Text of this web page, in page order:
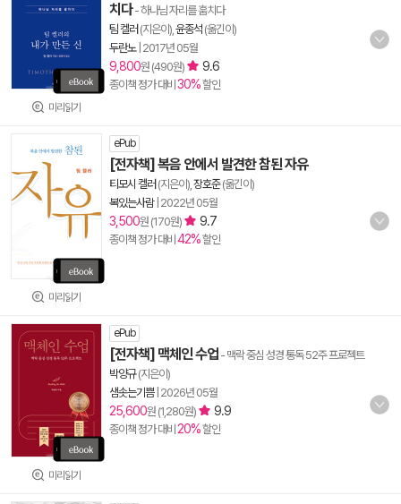
미리읽기
치다- 하나님 자리를 훔치다
팀 켈러 (지은이), 윤종석 (옮긴이)
두란노| 2017년 05월
9,800원 (490원) 9.6
종이책 정가 대비 30%할인
미리읽기
ePub
[전자책] 복음 안에서 발견한 참된 자유
티모시 켈러 (지은이), 장호준(옮긴이)
복있는사람| 2022년 05월
3,500원 (170원) 9.7
종이책 정가 대비 42%할인
미리읽기
ePub
[전자책] 맥체인 수업 - 맥락 중심 성경 통독 52주 프로젝트
박양규(지은이)
샘솟는기쁨| 2026년 05월
25,600원 (1,280원) 9.9
종이책 정가 대비 20%할인